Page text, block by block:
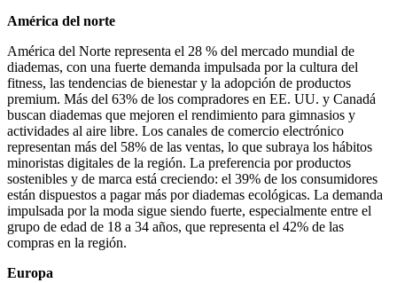
América del norte
América del Norte representa el 28 % del mercado mundial de
diademas, con una fuerte demanda impulsada por la cultura del
fitness, las tendencias de bienestar y la adopción de productos
premium. Más del 63% de los compradores en EE. UU. y Canadá
buscan diademas que mejoren el rendimiento para gimnasios y
actividades al aire libre. Los canales de comercio electrónico
representan más del 58% de las ventas, lo que subraya los hábitos
minoristas digitales de la región. La preferencia por productos
sostenibles y de marca está creciendo: el 39% de los consumidores
están dispuestos a pagar más por diademas ecológicas. La demanda
impulsada por la moda sigue siendo fuerte, especialmente entre el
grupo de edad de 18 a 34 años, que representa el 42% de las
compras en la región.
Europa